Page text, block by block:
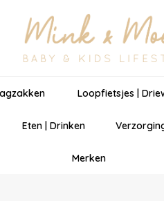
Loopfietsjes |
Eten | Drinken
Merken